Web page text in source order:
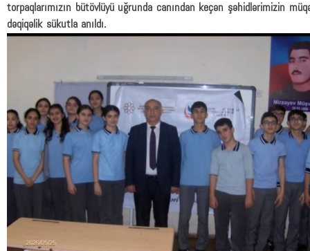
torpaqlarımızın bütövlüyü uğrunda canından keçən şəhidlərimizin
dəqiqəlik sükutla anıldı.